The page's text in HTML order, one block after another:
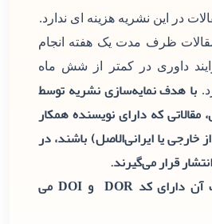
در این نشریه هزینه ای ندارد.
ظرف مدت یک هفته انجام
داوری در کمتر از شش ماه
با هدف نمایه‌سازی نشریه توسط
مقالاتی که دارای نویسنده همکار
خارجی یا ایرانی‌الاصل) باشند، در
قرار می‌گیرند.
نشریه و مقالات آن دارای کد DOR و DOI می